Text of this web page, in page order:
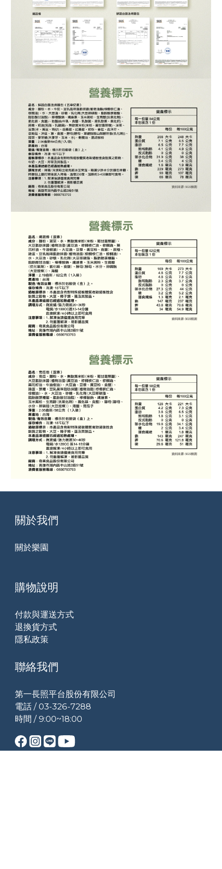
關於我們
關於樂園
購物說明
付款與運送方式
退換貨方式
隱私政策
聯絡我們
第一長照平台股份有限公司
電話 / 03-326-7288
時間 / 9:00~18:00